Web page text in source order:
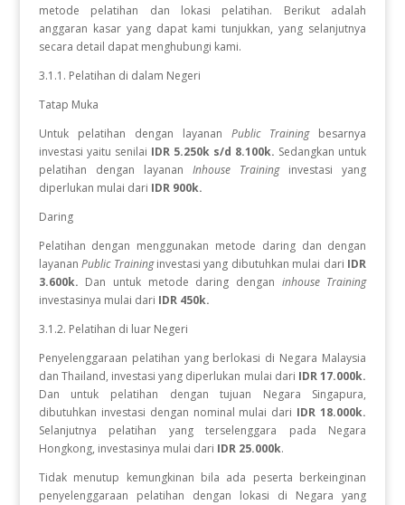
metode pelatihan dan lokasi pelatihan. Berikut adalah
anggaran kasar yang dapat kami tunjukkan, yang selanjutnya
secara detail dapat menghubungi kami.
3.1.1. Pelatihan di dalam Negeri
Tatap Muka
Untuk pelatihan dengan layanan Public Trainingbesarnya
investasi yaitu senilai IDR 5.250k s/d 8.100k. Sedangkan untuk
pelatihan dengan layanan Inhouse Training investasi yang
diperlukan mulai dari IDR 900k.
Daring
Pelatihan dengan menggunakan metode daring dan dengan
layananPublic Traininginvestasi yang dibutuhkan mulai dari IDR
3.600k. Dan untuk metode daring dengan inhouse Training
investasinya mulai dari IDR 450k.
3.1.2. Pelatihan di luar Negeri
Penyelenggaraan pelatihan yang berlokasi di Negara Malaysia
dan Thailand, investasi yang diperlukan mulai dari IDR 17.000k.
Dan
untuk pelatihan dengan tujuan Negara
Singapura,
dibutuhkan investasi dengan nominal mulai dari IDR 18.000k.
Selanjutnya pelatihan yang terselenggara pada Negara
Hongkong, investasinya mulai dari IDR 25.000k.
Tidak menutup kemungkinan bila ada peserta berkeinginan
penyelenggaraan pelatihan dengan lokasi di Negara yang